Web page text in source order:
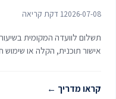
2026-07-081 דקת קריאה
תשלום לוועדה המקומית
אישור תוכנית, הקלה או שימוש
קראו מדריך